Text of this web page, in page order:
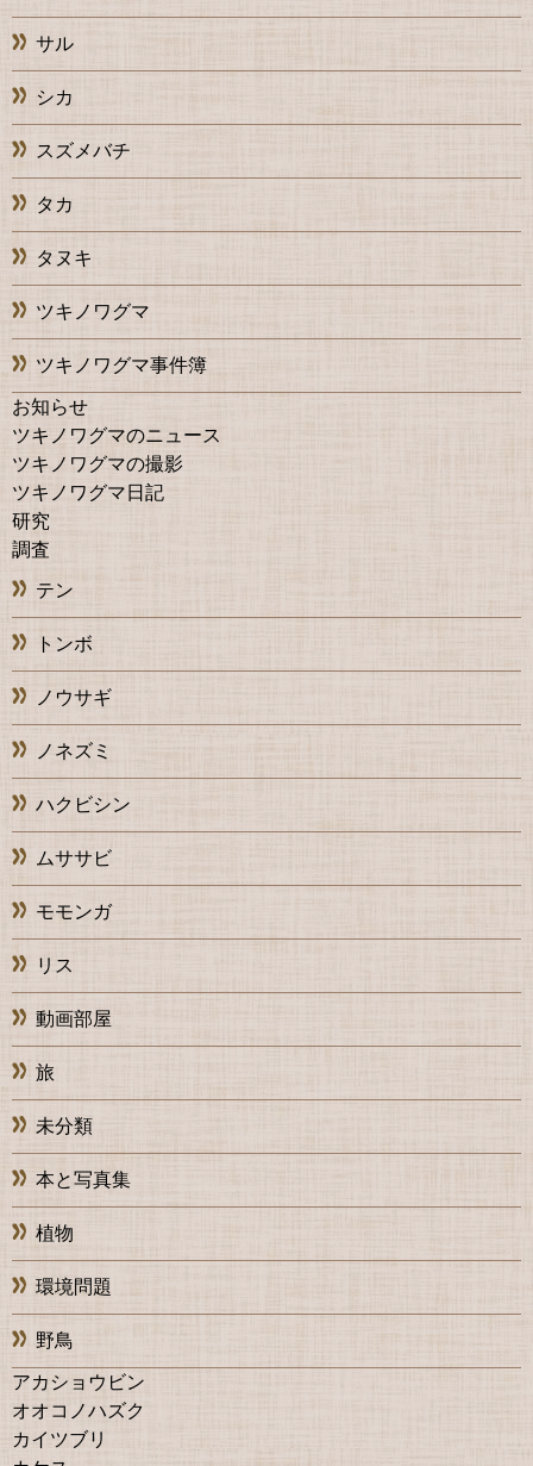
サル
シカ
スズメバチ
タカ
タヌキ
ツキノワグマ
ツキノワグマ事件簿
お知らせ
ツキノワグマのニュース
ツキノワグマの撮影
ツキノワグマ日記
研究
調査
テン
トンボ
ノウサギ
ノネズミ
ハクビシン
ムササビ
モモンガ
リス
動画部屋
旅
未分類
本と写真集
植物
環境問題
野鳥
アカショウビン
オオコノハズク
カイツブリ